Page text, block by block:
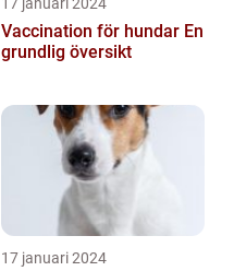
Vaccination för hundar En
grundlig översikt
17 januari 2024